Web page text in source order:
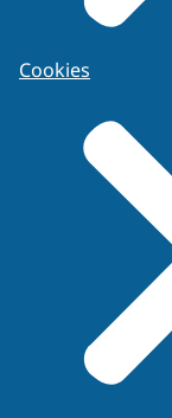
Cookies